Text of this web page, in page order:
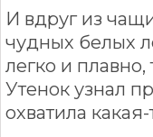
И вдруг из
чудных белых
легко и
Утенок узнал
охватила